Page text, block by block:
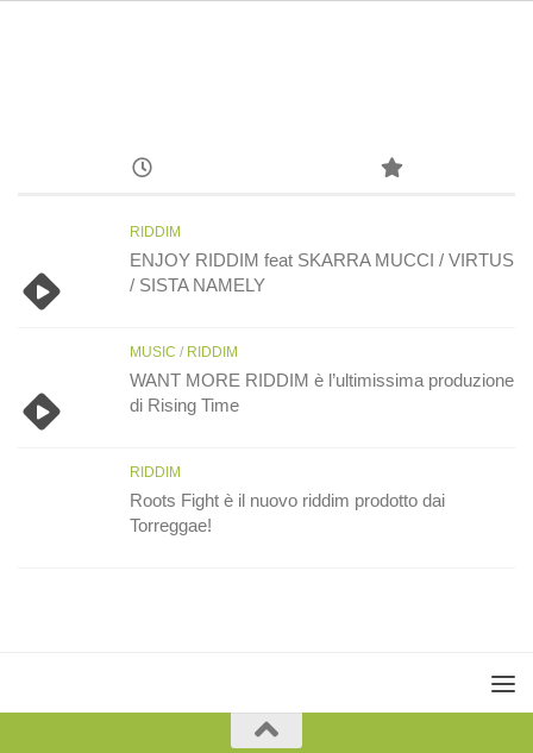
RIDDIM
ENJOY RIDDIM feat SKARRA MUCCI / VIRTUS
/ SISTA NAMELY
MUSIC / RIDDIM
WANT MORE RIDDIM è l’ultimissima produzione
di Rising Time
RIDDIM
Roots Fight è il nuovo riddim prodotto dai
Torreggae!